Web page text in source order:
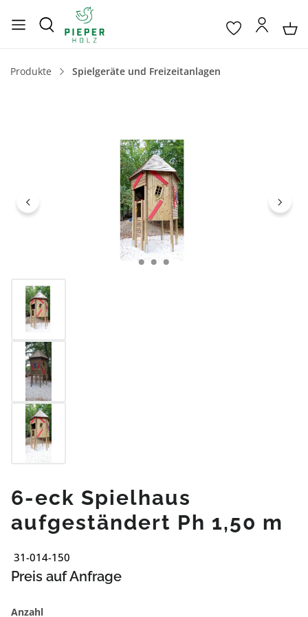
Produkte Spielgeräte und Freizeitanlagen
6-eck Spielhaus
aufgeständert Ph 1,50 m
31-014-150
Preis auf Anfrage
Anzahl